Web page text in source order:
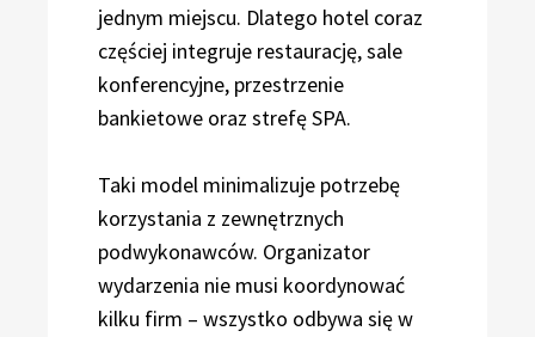
jednym miejscu. Dlatego hotel coraz
częściej integruje restaurację, sale
konferencyjne, przestrzenie
bankietowe oraz strefę SPA.
Taki model minimalizuje potrzebę
korzystania z zewnętrznych
podwykonawców. Organizator
wydarzenia nie musi koordynować
kilku firm – wszystko odbywa się w